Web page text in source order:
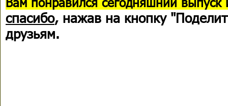
спасибо, нажав на кнопку
друзьям.